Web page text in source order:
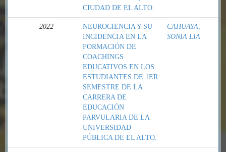
CIUDAD DE EL ALTO.
2022
NEUROCIENCIA Y SU
INCIDENCIA EN LA
FORMACIÓN DE
COACHINGS
EDUCATIVOS EN LOS
ESTUDIANTES DE 1ER
SEMESTRE DE LA
CARRERA DE
EDUCACIÓN
PARVULARIA DE LA
UNIVERSIDAD
PÚBLICA DE EL ALTO.
CAHUAYA,
SONIA LIA